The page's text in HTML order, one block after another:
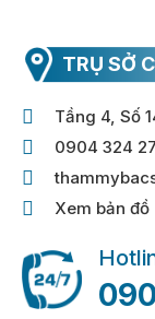
TRỤ SỞ
Tầng 4, Số
0904 324
Xem bản đồ